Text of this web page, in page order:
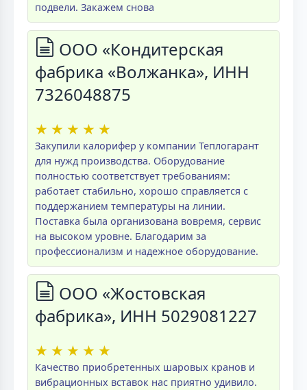
подвели. Закажем снова
ООО «Кондитерская
фабрика «Волжанка», ИНН
7326048875
★ ★ ★ ★ ★
Закупили калорифер у компании Теплогарант
для нужд производства. Оборудование
полностью соответствует требованиям:
работает стабильно, хорошо справляется с
поддержанием температуры на линии.
Поставка была организована вовремя, сервис
на высоком уровне. Благодарим за
профессионализм и надежное оборудование.
ООО «Жостовская
фабрика», ИНН 5029081227
★ ★ ★ ★ ★
Качество приобретенных шаровых кранов и
вибрационных вставок нас приятно удивило.